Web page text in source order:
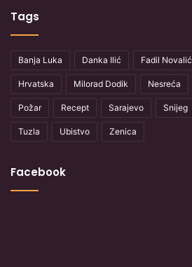
Tags
Banja Luka Danka Ilić Fadil Novalić
Hrvatska Milorad Dodik Nesreća
Požar Recept Sarajevo Snijeg
Tuzla Ubistvo Zenica
Facebook